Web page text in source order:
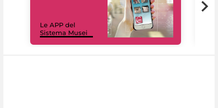
Le APP del
Sistema Musei